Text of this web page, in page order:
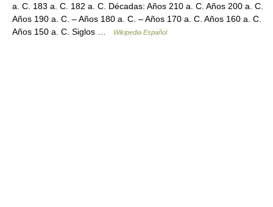
a. C. 183 a. C. 182 a. C. Décadas: Años 210 a. C. Años 200 a. C.
Años 190 a. C. – Años 180 a. C. – Años 170 a. C. Años 160 a. C.
Años 150 a. C. Siglos …
Wikipedia Español